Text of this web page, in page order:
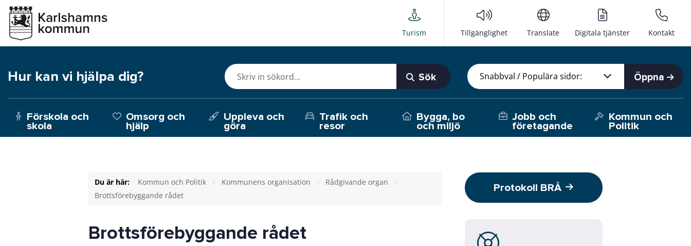
Turism Tillgänglighet Translate Digitala tjänster Kontakt
Hur kan vi hjälpa dig? Sök Öppna
Förskola och
skola
Omsorg och
hjälp
Uppleva och
göra
Trafik och
resor
Bygga, bo
och miljö
Jobb och
företagande
Kommun och
Politik
Du är här: Kommun och Politik Kommunens organisation
Rådgivande organ
Brottsförebyggande rådet
Brottsförebyggande rådet
Protokoll BRÅ